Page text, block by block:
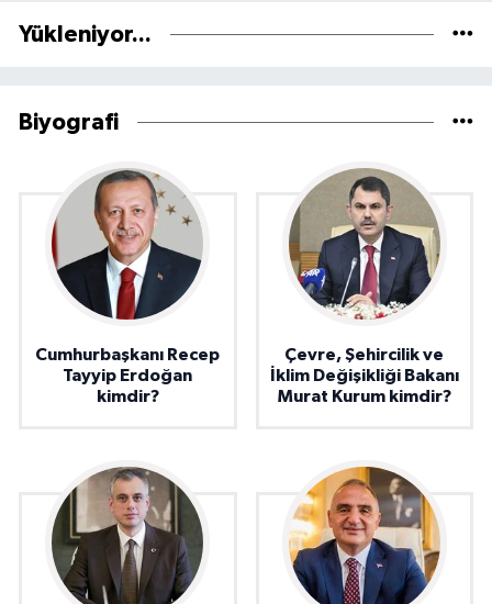
Yükleniyor...
Biyografi
Cumhurbaşkanı Recep
Tayyip Erdoğan
kimdir?
Çevre, Şehircilik ve
İklim Değişikliği Bakanı
Murat Kurum kimdir?